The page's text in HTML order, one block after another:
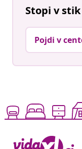
Stopi v
Pojdi v